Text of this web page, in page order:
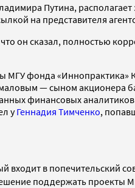
Путина,
на представителя
он сказал, полностью
МГУ фонда «Иннопрактика»
— сыном акционера
финансовых
уГеннадия Тимченко,
входит в попечительский
поддержать проекты